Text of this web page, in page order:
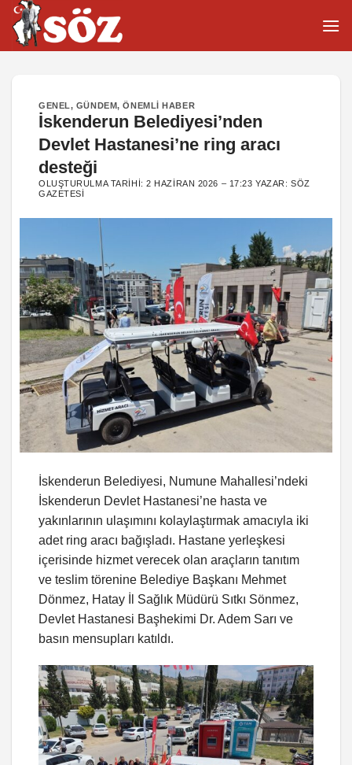
İçeriğe
atla
GENEL, GÜNDEM,ÖNEMLI HABER
İskenderun Belediyesi’nden
Devlet Hastanesi’ne ring aracı
desteği
OLUŞTURULMA TARIHI:2 HAZIRAN 2026 – 17:23 YAZAR:SÖZ
GAZETESI
İskenderun Belediyesi, Numune Mahallesi’ndeki
İskenderun Devlet Hastanesi’ne hasta ve
yakınlarının ulaşımını kolaylaştırmak amacıyla iki
adet ring aracı bağışladı. Hastane yerleşkesi
içerisinde hizmet verecek olan araçların tanıtım
ve teslim törenine Belediye Başkanı Mehmet
Dönmez, Hatay İl Sağlık Müdürü Sıtkı Sönmez,
Devlet Hastanesi Başhekimi Dr. Adem Sarı ve
basın mensupları katıldı.